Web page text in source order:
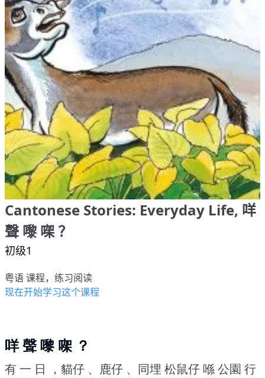
Cantonese Stories: Everyday Life, 咩
聲 嚟 㗎 ？
初级1
粤语 课程，练习阅读
现在开始学习这个课程
咩 聲 嚟 㗎 ？
有 一 日 ，貓仔 、鹿仔 、同埋 松鼠仔 喺 公園 行